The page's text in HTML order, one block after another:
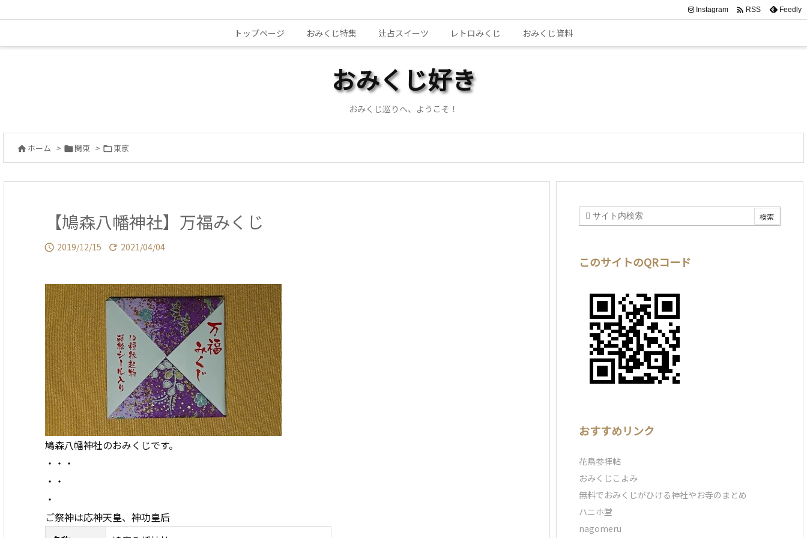
トップページ おみくじ特集 辻占スイーツ レトロみくじ おみくじ資料
Instagram  RSS Feedly
おみくじ好き
おみくじ巡りへ、ようこそ！
 ホーム > 関東 > 東京
【鳩森八幡神社】万福みくじ
 2019/12/15  2021/04/04
鳩森八幡神社のおみくじです。
・・・
・・
・
ご祭神は応神天皇、神功皇后
このサイトのQRコード
おすすめリンク
花鳥参拝帖
おみくじこよみ
無料でおみくじがひける神社やお寺のまとめ
ハニホ堂
nagomeru